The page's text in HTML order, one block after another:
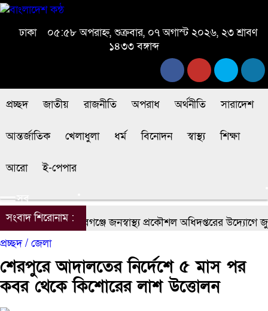
ঢাকা
০৫:৫৮ অপরাহ্ন, শুক্রবার, ০৭ অগাস্ট ২০২৬, ২৩ শ্রাবণ
১৪৩৩ বঙ্গাব্দ
প্রচ্ছদ জাতীয় রাজনীতি অপরাধ অর্থনীতি সারাদেশ
আন্তর্জাতিক খেলাধুলা ধর্ম বিনোদন স্বাস্থ্য শিক্ষা
আরো ই-পেপার
সব
সংবাদ শিরোনাম :
চাঁপাইনবাবগঞ্জে জনস্বাস্থ্য প্রকৌশল অধিদপ্তরের উদ্যোগে
প্রচ্ছদ / জেলা
শেরপুরে আদালতের নির্দেশে ৫ মাস পর
কবর থেকে কিশোরের লাশ উত্তোলন